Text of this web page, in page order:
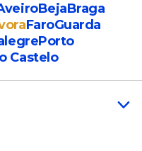
BejaBraga
FaroGuarda
Porto
Castelo